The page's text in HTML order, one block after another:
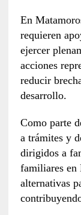
En
requieren
ejercer
acciones
reducir
desarrollo.
Como parte
a trámites y
dirigidos a
familiares en
alternativas